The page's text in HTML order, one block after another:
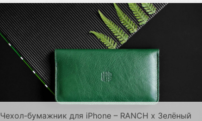
Чехол-бумажник для iPhone – RANCH x Зелёный